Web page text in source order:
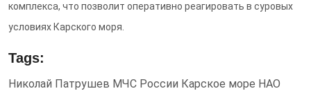
комплекса, что позволит оперативно реагировать в суровых
условиях Карского моря.
Tags:
Николай Патрушев МЧС России Карское море НАО